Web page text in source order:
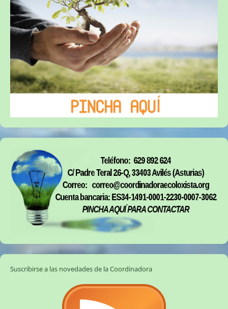
Suscribirse a las novedades de la Coordinadora